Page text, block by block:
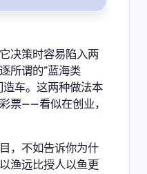
决策时容易陷入两
所谓的”蓝海类
造车。这两种做法本
票——看似在创业，
，不如告诉你为什
渔远比授人以鱼更